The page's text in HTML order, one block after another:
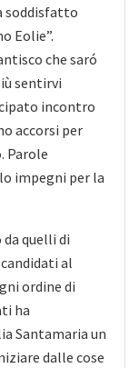
soddisfatto
Eolie”.
che saró
sentirvi
incontro
accorsi per
Parole
impegni per la
quelli di
al
ordine di
ha
Santamaria un
dalle cose